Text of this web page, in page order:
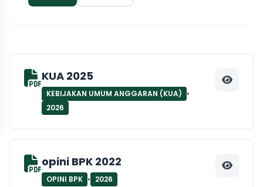
KUA 2025
KEBIJAKAN UMUM ANGGARAN (KUA) •
2026
opini BPK 2022
OPINI BPK • 2026